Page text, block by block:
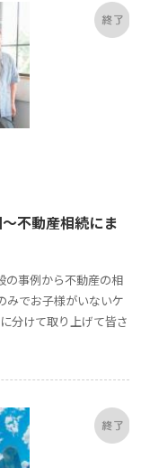
不動産相続にま
の事例から不動産の相
みでお子様がいないケ
分けて取り上げて皆さ